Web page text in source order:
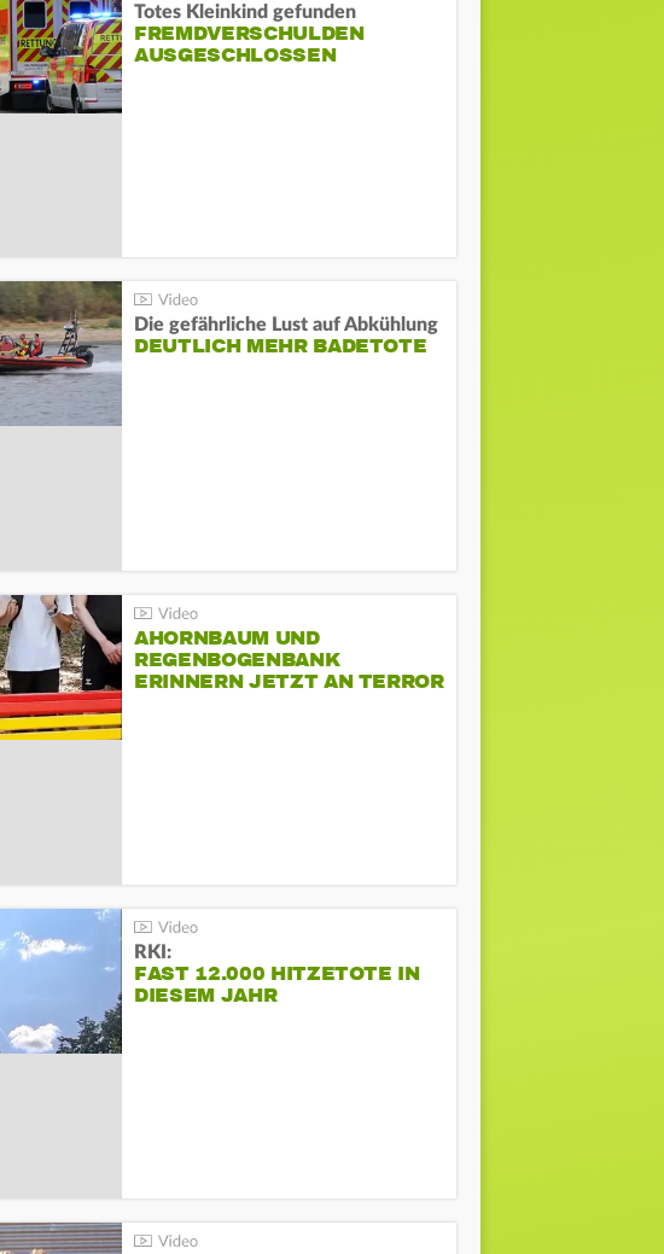
Totes Kleinkind gefunden
FREMDVERSCHULDEN
AUSGESCHLOSSEN
Die gefährliche Lust auf Abkühlung
DEUTLICH MEHR BADETOTE
AHORNBAUM UND
REGENBOGENBANK
ERINNERN JETZT AN TERROR
RKI:
FAST 12.000 HITZETOTE IN
DIESEM JAHR